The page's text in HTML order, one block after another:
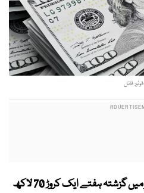
فوٹو: فائل
پاکستان کے زر مبادلہ کے ذخائر میں گزشتہ ہفتے ایک کروڑ 70 لاکھ